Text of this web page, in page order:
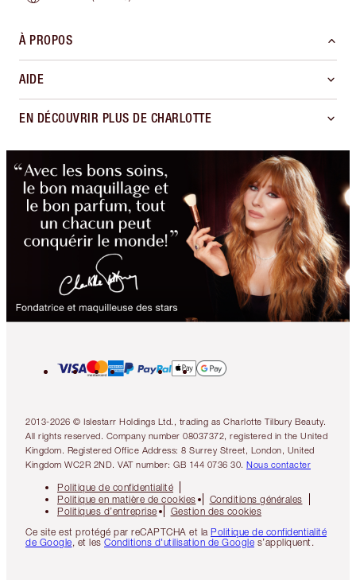
À PROPOS
AIDE
EN DÉCOUVRIR PLUS DE CHARLOTTE
2013-2026 © Islestarr Holdings Ltd., trading as Charlotte Tilbury Beauty.
All rights reserved. Company number 08037372, registered in the United
Kingdom. Registered Office Address: 8 Surrey Street, London, United
Kingdom WC2R 2ND. VAT number: GB 144 0736 30. Nous contacter
Politique de confidentialité
Politique en matière de cookies
Conditions générales
Politiques d’entreprise
Gestion des cookies
Ce site est protégé par reCAPTCHA et la Politique de confidentialité
de Google, et les Conditions d'utilisation de Google s’appliquent.